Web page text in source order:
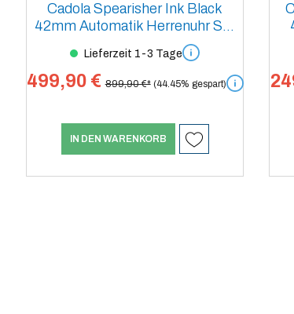
Cadola Spearisher Ink Black
42mm Automatik Herrenuhr Set
Lieferzeit 1-3 Tage
499,90 € 899,90 €* (44.45% gespart)
IN DEN WARENKORB